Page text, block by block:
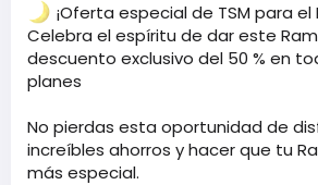
¡Oferta especial de TSM para
Celebra el espíritu de dar este
descuento exclusivo del 50 % en
planes
No pierdas esta oportunidad de
increíbles ahorros y hacer que tu
más especial.